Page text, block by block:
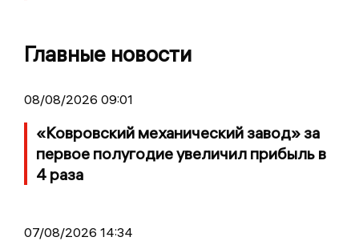
Главные новости
08/08/2026 09:01
«Ковровский механический завод» за
первое полугодие увеличил прибыль в
4 раза
07/08/2026 14:34